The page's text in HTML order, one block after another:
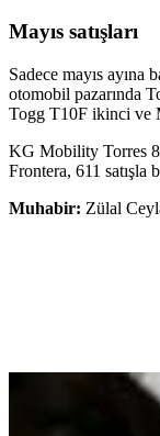
Mayıs satışları
Sadece mayıs ayına
otomobil pazarında
Togg T10F ikinci ve
KG Mobility Torres
Frontera, 611 satışla
Muhabir: Zülal